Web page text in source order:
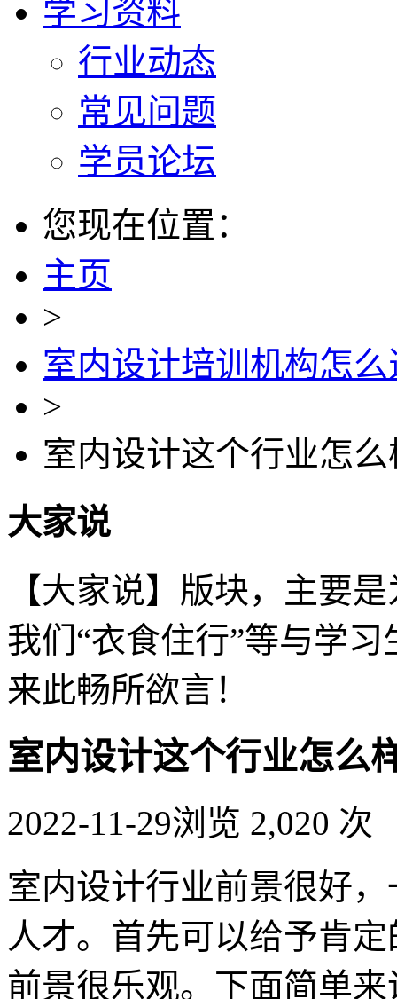
学习资料
行业动态
常见问题
学员论坛
您现在位置：
主页
>
室内设计培训机构怎么
>
室内设计这个行业怎么
大家说
【大家说】版块，主要
我们“衣食住行”等与学
来此畅所欲言！
室内设计这个行业怎么
2022-11-29浏览 2,020 次
室内设计行业前景很好
人才。首先可以给予肯
前景很乐观。下面简单来